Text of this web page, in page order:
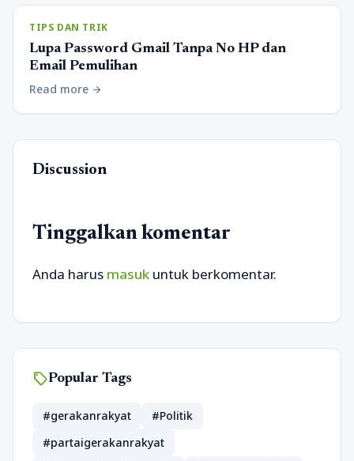
TIPS DAN TRIK
Lupa Password Gmail Tanpa No HP dan
Email Pemulihan
Read more arrow_forward
Discussion
Tinggalkan komentar
Anda harus masuk untuk berkomentar.
sellPopular Tags
#gerakanrakyat
#Politik
#partaigerakanrakyat